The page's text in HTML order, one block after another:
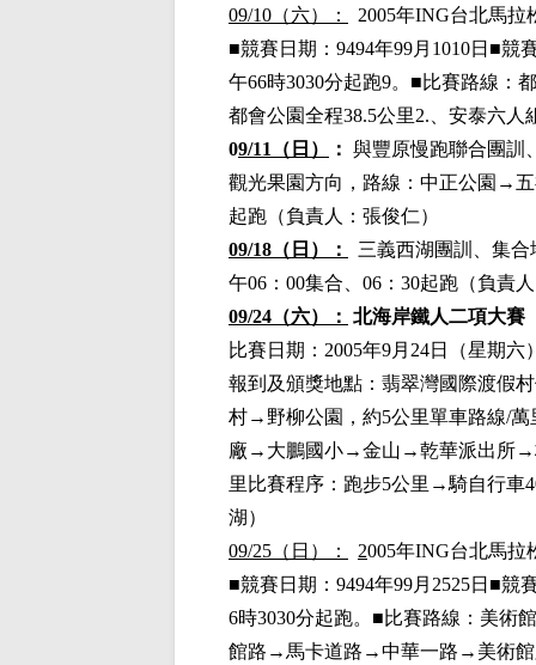
09/10（六）：
2005年ING台北馬
■競賽日期：9494年99月1010日 ■競
午66時3030分起跑9。 ■比賽路線：
都會公園全程38.5公里2.、安泰六人
09/11（日） ： 與豐原慢跑聯合團訓
觀光果園方向，路線：中正公園→
起跑（負責人：張俊仁）
09/18（日）：
三義西湖團訓、集
午06：00集合、06：30起跑（負責
09/24（六）： 北海岸鐵人二項大賽
比賽日期： 2005年9月24日（星期
報到及頒獎地點：翡翠灣國際渡假
村→野柳公園，約5公里單車路線/
廠→大鵬國小→金山→乾華派出所→
里比賽程序：跑步5公里→騎自行車
湖）
09/25（日）：
2005年ING台北馬拉
■競賽日期： 9494年99月2525日 ■競
6時3030分起跑。 ■比賽路線：美術
館路→馬卡道路→中華一路→美術